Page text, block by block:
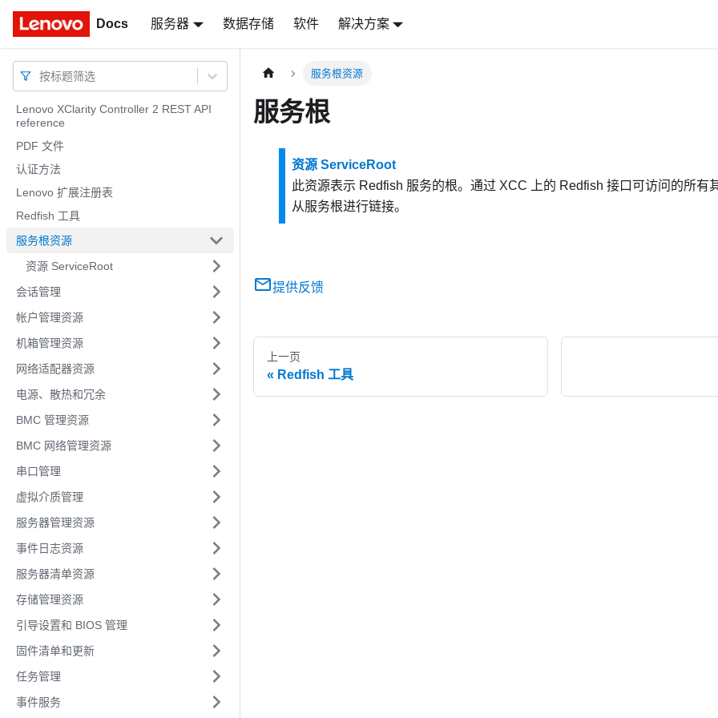
Docs 服务器 数据存储 软件 解决方案
Docs
按标题筛选
Lenovo XClarity Controller 2 REST API
reference
PDF 文件
认证方法
Lenovo 扩展注册表
Redfish 工具
服务根资源
资源 ServiceRoot
会话管理
帐户管理资源
机箱管理资源
网络适配器资源
电源、散热和冗余
BMC 管理资源
BMC 网络管理资源
串口管理
虚拟介质管理
服务器管理资源
事件日志资源
服务器清单资源
存储管理资源
引导设置和 BIOS 管理
固件清单和更新
任务管理
事件服务
服务根资源
服务根
资源 ServiceRoot
此资源表示 Redfish 服务的根。通过 XCC 上的 Redfish 接口可访问的所有
从服务根进行链接。
提供反馈
上一页
Redfish 工具